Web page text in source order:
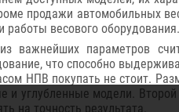
продажи автомобильных
работы весового оборудования.
важнейших параметров
что способно
НПВ покупать не стоит.
и углубленные модели.
на точность результата.